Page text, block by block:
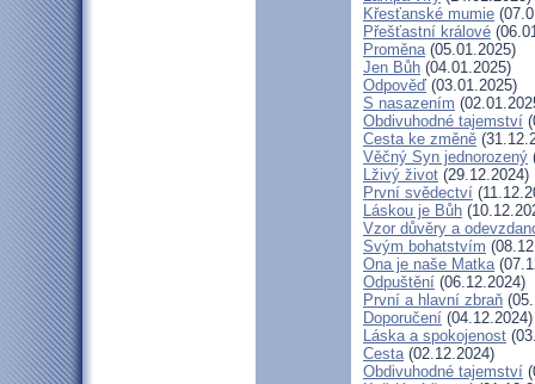
Křesťanské mumie
Přešťastní králové
Proměna(05.01.2025)
Jen Bůh (04.01.2025)
Odpověď (03.01.2025)
S nasazením
Obdivuhodné tajemství
Cesta ke změně
Věčný Syn jednorozený
Lživý život (29.12.2024)
První svědectví
Láskou je Bůh
Vzor důvěry a
Svým bohatstvím
Ona je naše Matka
Odpuštění (06.12.2024)
První a hlavní zbraň
Doporučení (04.12.2024)
Láska a spokojenost
Cesta(02.12.2024)
Obdivuhodné tajemství